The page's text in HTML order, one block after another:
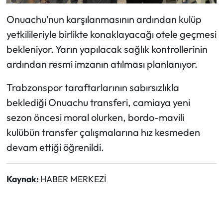
Onuachu’nun karşılanmasının ardından kulüp
yetkilileriyle birlikte konaklayacağı otele geçmesi
bekleniyor. Yarın yapılacak sağlık kontrollerinin
ardından resmi imzanın atılması planlanıyor.
Trabzonspor taraftarlarının sabırsızlıkla
beklediği Onuachu transferi, camiaya yeni
sezon öncesi moral olurken, bordo-mavili
kulübün transfer çalışmalarına hız kesmeden
devam ettiği öğrenildi.
Kaynak: HABER MERKEZİ